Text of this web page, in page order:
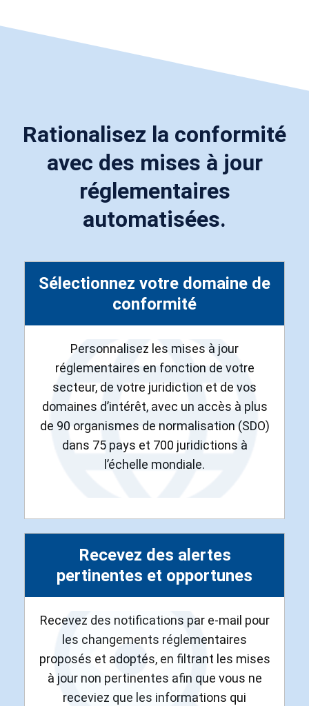
Rationalisez la conformité
avec des mises à jour
réglementaires
automatisées.
Sélectionnez votre domaine de
conformité
Personnalisez les mises à jour
réglementaires en fonction de votre
secteur, de votre juridiction et de vos
domaines d’intérêt, avec un accès à plus
de 90 organismes de normalisation (SDO)
dans 75 pays et 700 juridictions à
l’échelle mondiale.
Recevez des alertes
pertinentes et opportunes
Recevez des notifications par e-mail pour
les changements réglementaires
proposés et adoptés, en filtrant les mises
à jour non pertinentes afin que vous ne
receviez que les informations qui